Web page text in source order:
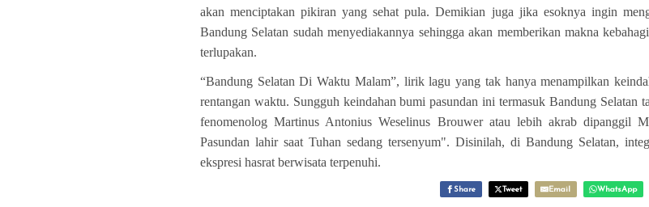
akan menciptakan pikiran yang sehat pula. Demikian juga jika esoknya ingin
Bandung Selatan sudah menyediakannya sehingga akan memberikan makna
terlupakan.
“Bandung Selatan Di Waktu Malam”, lirik lagu yang tak hanya menampilkan
rentangan waktu. Sungguh keindahan bumi pasundan ini termasuk Bandung Selatan
fenomenolog Martinus Antonius Weselinus Brouwer atau lebih akrab dipanggil
Pasundan lahir saat Tuhan sedang tersenyum". Disinilah, di Bandung Selatan,
ekspresi hasrat berwisata terpenuhi.
Share Tweet Email WhatsApp